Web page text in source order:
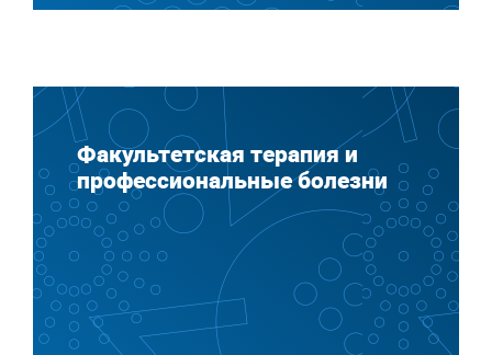
Факультетская терапия и
профессиональные болезни